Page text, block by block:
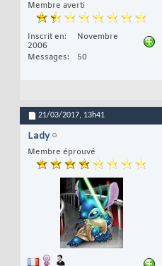
Membre averti
Inscrit en
Novembre
2006
Messages
50
21/03/2017, 13h41
Lady
Membre éprouvé